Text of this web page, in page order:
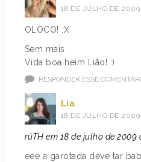
18 DE JULHO DE
OLOCO! :X
Sem mais.
Vida boa heim Lião! :)
RESPONDER ESSE
Lia
18 DE JULHO DE
rüTH em 18 de julho de 2009
eee a garotada deve tar